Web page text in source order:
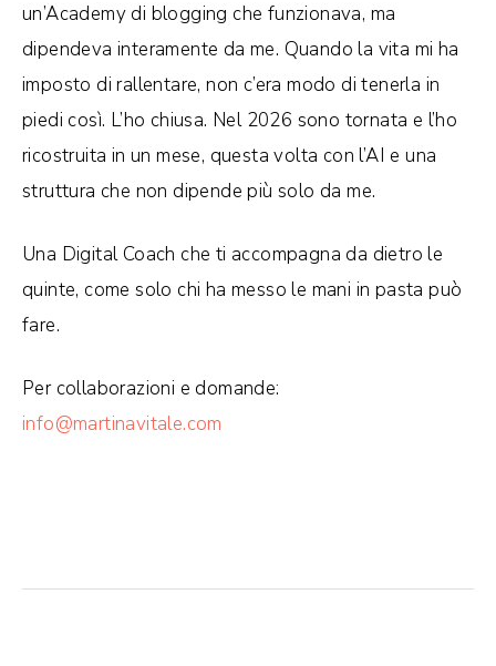
un’Academy di blogging che funzionava, ma
dipendeva interamente da me. Quando la vita mi ha
imposto di rallentare, non c’era modo di tenerla in
piedi così. L’ho chiusa. Nel 2026 sono tornata e l’ho
ricostruita in un mese, questa volta con l’AI e una
struttura che non dipende più solo da me.
Una Digital Coach che ti accompagna da dietro le
quinte, come solo chi ha messo le mani in pasta può
fare.
Per collaborazioni e domande:
info@martinavitale.com